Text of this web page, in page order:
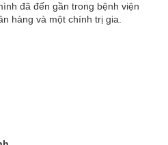
đã đến gần trong bệnh viện
hàng và một chính trị gia.